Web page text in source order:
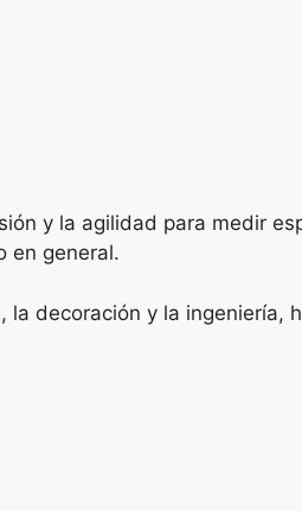
y la agilidad para medir
en general.
decoración y la ingeniería,